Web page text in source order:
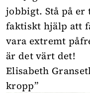
jobbigt. Stå på
faktiskt hjälp att
vara extremt
är det värt det!
Elisabeth
kropp”